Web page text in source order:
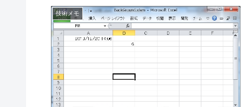
技術メモ